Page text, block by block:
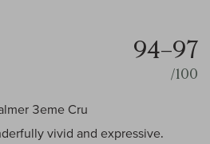
94–97
/100
3eme Cru
vivid and expressive.